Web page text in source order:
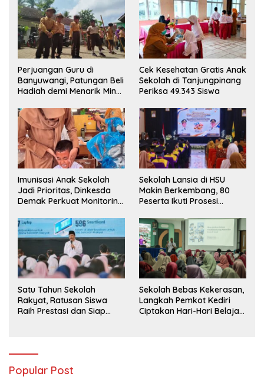
Perjuangan Guru di
Banyuwangi, Patungan Beli
Hadiah demi Menarik Minat
Cek Kesehatan Gratis Anak
Sekolah di Tanjungpinang
Periksa 49.343 Siswa
Imunisasi Anak Sekolah
Jadi Prioritas, Dinkesda
Demak Perkuat Monitoring
Sekolah Lansia di HSU
Makin Berkembang, 80
Peserta Ikuti Prosesi
Satu Tahun Sekolah
Rakyat, Ratusan Siswa
Raih Prestasi dan Siap
Sekolah Bebas Kekerasan,
Langkah Pemkot Kediri
Ciptakan Hari-Hari Belajar
Popular Post